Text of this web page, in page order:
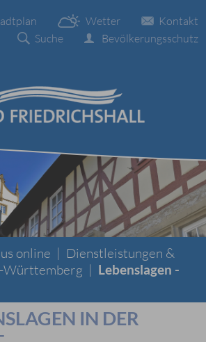
Kontakt
Wetter
Bevölkerungsschutz
Suche
online | Dienstleistungen &
Württemberg | Lebenslagen -
IN DER